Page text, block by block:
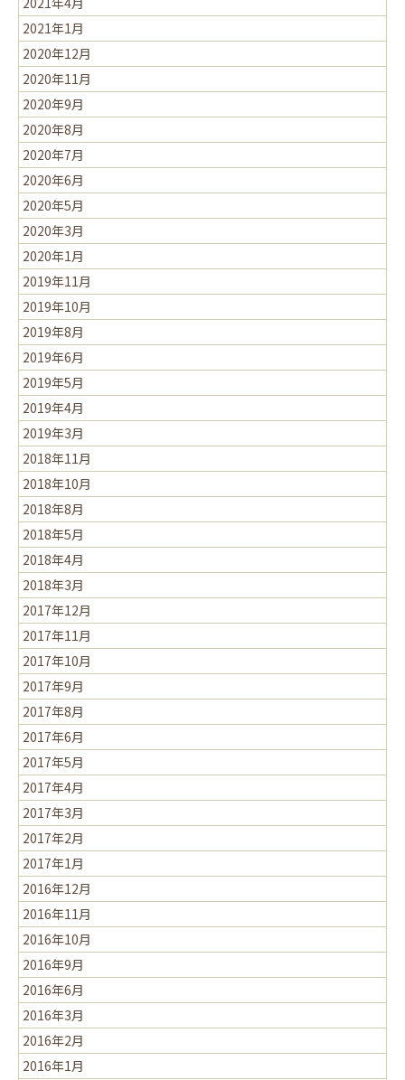
2021年1月
2020年12月
2020年11月
2020年9月
2020年8月
2020年7月
2020年6月
2020年5月
2020年3月
2020年1月
2019年11月
2019年10月
2019年8月
2019年6月
2019年5月
2019年4月
2019年3月
2018年11月
2018年10月
2018年8月
2018年5月
2018年4月
2018年3月
2017年12月
2017年11月
2017年10月
2017年9月
2017年8月
2017年6月
2017年5月
2017年4月
2017年3月
2017年2月
2017年1月
2016年12月
2016年11月
2016年10月
2016年9月
2016年6月
2016年3月
2016年2月
2016年1月